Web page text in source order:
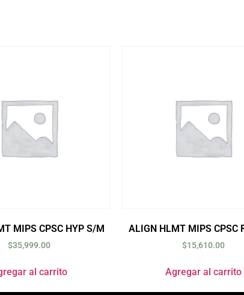
MIPS CPSC HYP S/M
$35,999.00
al carrito
ALIGN HLMT MIPS CPSC
$15,610.00
Agregar al carrito